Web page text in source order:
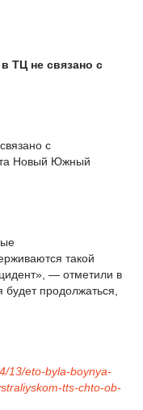
ТЦ не связано с
с
Новый Южный
такой
— отметили в
продолжаться,
13/eto-byla-boynya-
tts-chto-ob-